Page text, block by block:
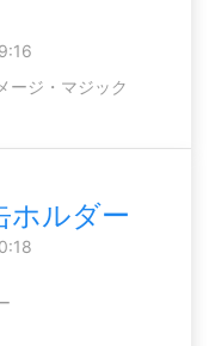
ージ・マジック
ホルダー